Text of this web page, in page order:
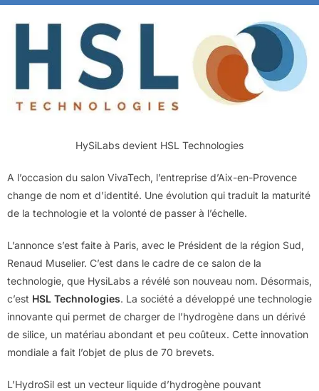
HySiLabs devient HSL Technologies
A l’occasion du salon VivaTech, l’entreprise d’Aix-en-Provence
change de nom et d’identité. Une évolution qui traduit la maturité
de la technologie et la volonté de passer à l’échelle.
L’annonce s’est faite à Paris, avec le Président de la région Sud,
Renaud Muselier. C’est dans le cadre de ce salon de la
technologie, que HysiLabs a révélé son nouveau nom. Désormais,
c’est HSL Technologies. La société a développé une technologie
innovante qui permet de charger de l’hydrogène dans un dérivé
de silice, un matériau abondant et peu coûteux. Cette innovation
mondiale a fait l’objet de plus de 70 brevets.
L’HydroSil est un vecteur liquide d’hydrogène pouvant